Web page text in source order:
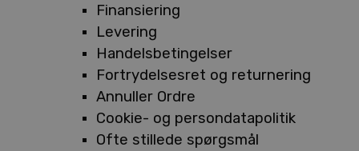
Finansiering
Levering
Handelsbetingelser
Fortrydelsesret og returnering
Annuller Ordre
Cookie- og persondatapolitik
Ofte stillede spørgsmål